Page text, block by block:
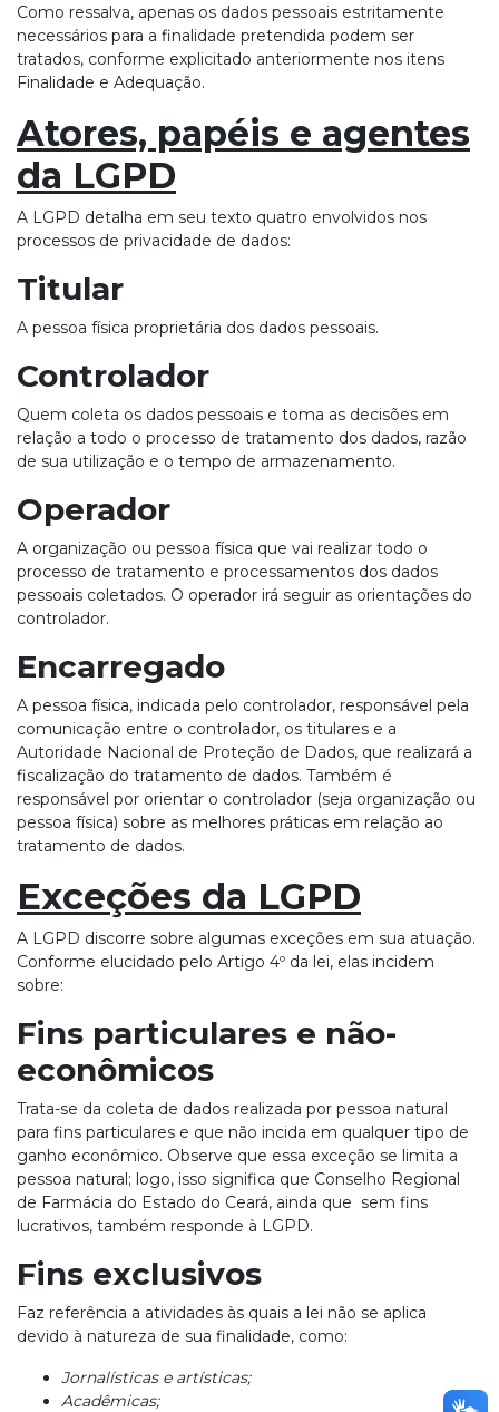
Como ressalva, apenas os dados pessoais estritamente
necessários para a finalidade pretendida podem ser
tratados, conforme explicitado anteriormente nos itens
Finalidade e Adequação.
Atores, papéis e agentes
da LGPD
A LGPD detalha em seu texto quatro envolvidos nos
processos de privacidade de dados:
Titular
A pessoa física proprietária dos dados pessoais.
Controlador
Quem coleta os dados pessoais e toma as decisões em
relação a todo o processo de tratamento dos dados, razão
de sua utilização e o tempo de armazenamento.
Operador
A organização ou pessoa física que vai realizar todo o
processo de tratamento e processamentos dos dados
pessoais coletados. O operador irá seguir as orientações do
controlador.
Encarregado
A pessoa física, indicada pelo controlador, responsável pela
comunicação entre o controlador, os titulares e a
Autoridade Nacional de Proteção de Dados, que realizará a
fiscalização do tratamento de dados. Também é
responsável por orientar o controlador (seja organização ou
pessoa física) sobre as melhores práticas em relação ao
tratamento de dados.
Exceções da LGPD
A LGPD discorre sobre algumas exceções em sua atuação.
Conforme elucidado pelo Artigo 4º da lei, elas incidem
sobre:
Fins particulares e não-
econômicos
Trata-se da coleta de dados realizada por pessoa natural
para fins particulares e que não incida em qualquer tipo de
ganho econômico. Observe que essa exceção se limita a
pessoa natural; logo, isso significa que Conselho Regional
de Farmácia do Estado do Ceará, ainda que sem fins
lucrativos, também responde à LGPD.
Fins exclusivos
Faz referência a atividades às quais a lei não se aplica
devido à natureza de sua finalidade, como:
Jornalísticas e artísticas;
Acadêmicas;